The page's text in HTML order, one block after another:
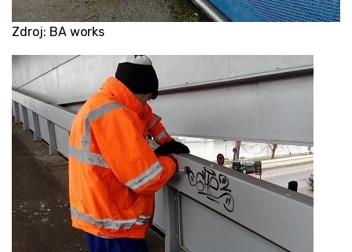
Zdroj: BA works